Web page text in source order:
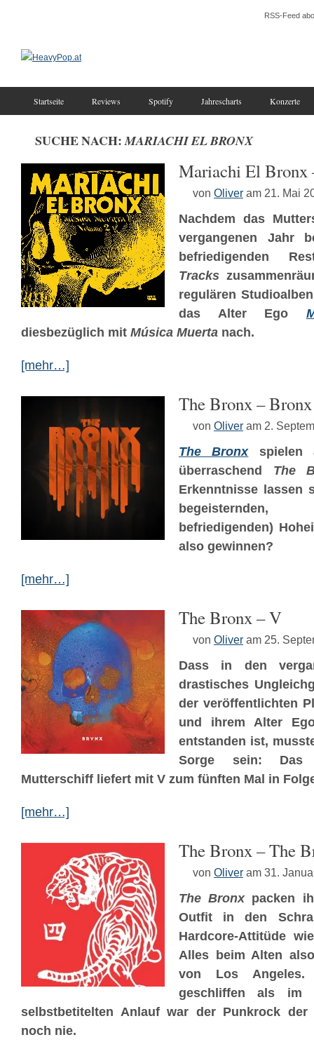
RSS-Feed
Startseite Reviews Spotify Jahrescharts Konzerte
SUCHE NACH:MARIACHI EL BRONX
Mariachi El Bronx
von Oliver am 21. Mai
Nachdem das
vergangenen Jahr
befriedigenden
Tracks
regulären
das Alter Ego
diesbezüglich mit Música Muerta nach.
[mehr…]
The Bronx –
von Oliver am 2.
The Bronxspielen
überraschend The
Erkenntnisse lassen
befriedigenden)
also gewinnen?
[mehr…]
The Bronx – V
von Oliver am 25.
Dass in den
drastisches
der veröffentlichten
und ihrem Alter
entstanden ist,
Sorge sein: Das
Mutterschiff liefert mit V zum fünften Mal in
[mehr…]
The Bronx – The
von Oliver am 31.
The Bronxpacken
Outfit in den
Hardcore-Attitüde
Alles beim Alten
von Los
geschliffen als im
selbstbetitelten Anlauf war der Punkrock der
noch nie.